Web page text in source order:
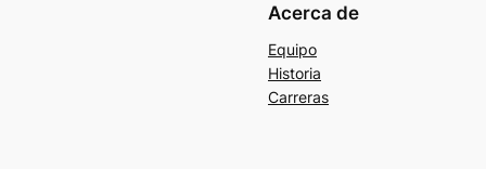
Acerca de
Equipo
Historia
Carreras